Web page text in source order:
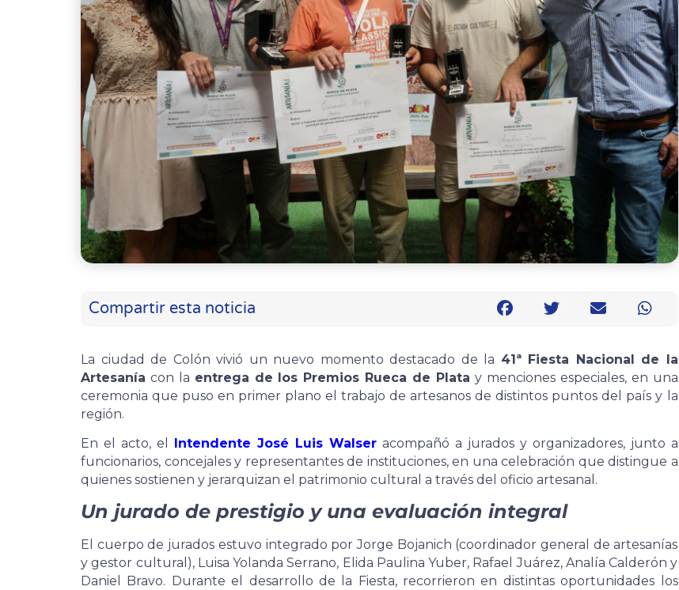
Compartir esta noticia
La ciudad de Colón vivió un nuevo momento destacado de la 41ª Fiesta Nacional de la
Artesanía con la entrega de los Premios Rueca de Plata y menciones especiales, en una
ceremonia que puso en primer plano el trabajo de artesanos de distintos puntos del país y la
región.
En el acto, el
Intendente José Luis Walseracompañó a jurados y organizadores, junto a
funcionarios, concejales y representantes de instituciones, en una celebración que distingue a
quienes sostienen y jerarquizan el patrimonio cultural a través del oficio artesanal.
Un jurado de prestigio y una evaluación integral
El cuerpo de jurados estuvo integrado por Jorge Bojanich (coordinador general de artesanías
y gestor cultural), Luisa Yolanda Serrano, Elida Paulina Yuber, Rafael Juárez, Analía Calderón y
Daniel Bravo. Durante el desarrollo de la Fiesta, recorrieron en distintas oportunidades los